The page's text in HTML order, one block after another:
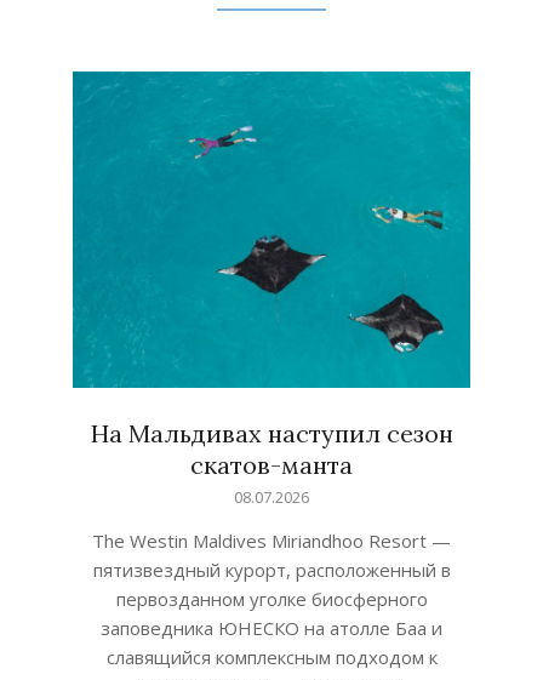
На Мальдивах наступил сезон
скатов-манта
08.07.2026
The Westin Maldives Miriandhoo Resort —
пятизвездный курорт, расположенный в
первозданном уголке биосферного
заповедника ЮНЕСКО на атолле Баа и
славящийся комплексным подходом к